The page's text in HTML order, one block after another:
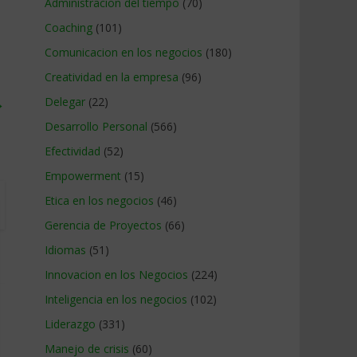
Coaching (101)
Comunicacion en los negocios (180)
Creatividad en la empresa (96)
Delegar (22)
Desarrollo Personal (566)
Efectividad (52)
Empowerment (15)
Etica en los negocios (46)
Gerencia de Proyectos (66)
Idiomas (51)
Innovacion en los Negocios (224)
Inteligencia en los negocios (102)
Liderazgo (331)
Manejo de crisis (60)